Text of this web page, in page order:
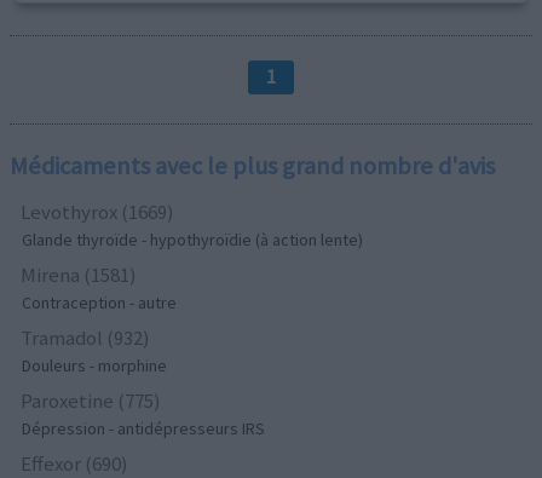
1
Médicaments avec le plus grand nombre d'avis
Levothyrox (1669)
Glande thyroïde - hypothyroïdie (à action lente)
Mirena (1581)
Contraception - autre
Tramadol (932)
Douleurs - morphine
Paroxetine (775)
Dépression - antidépresseurs IRS
Effexor (690)